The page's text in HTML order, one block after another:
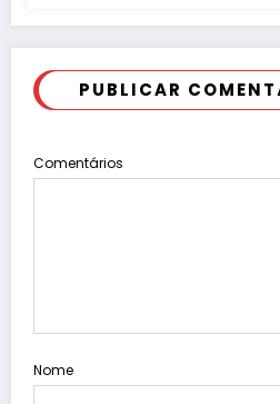
PUBLICAR
Comentários
Nome